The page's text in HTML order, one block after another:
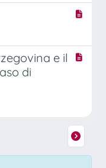
e il
di